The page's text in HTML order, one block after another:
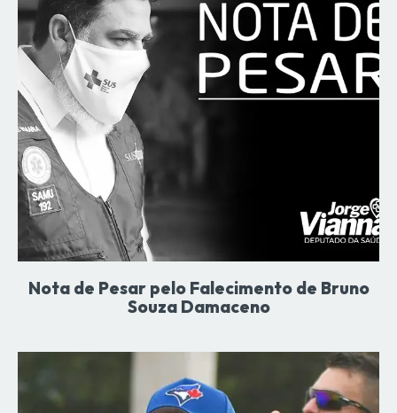
Nota de Pesar pelo Falecimento de Bruno
Souza Damaceno